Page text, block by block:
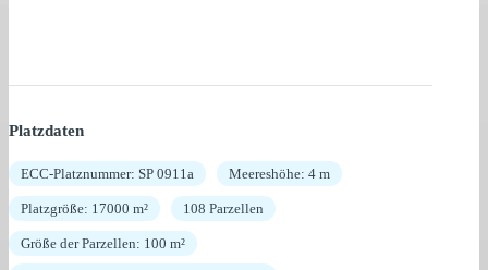
Platzdaten
ECC-Platznummer: SP 0911a Meereshöhe: 4 m
Platzgröße: 17000 m² 108 Parzellen
Größe der Parzellen: 100 m²